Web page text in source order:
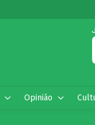
Opinião